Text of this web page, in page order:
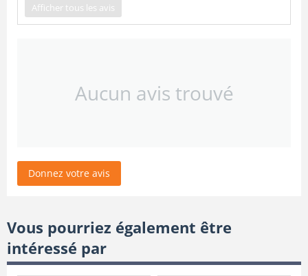
Afficher tous les avis
Aucun avis trouvé
Donnez votre avis
Vous pourriez également être
intéressé par